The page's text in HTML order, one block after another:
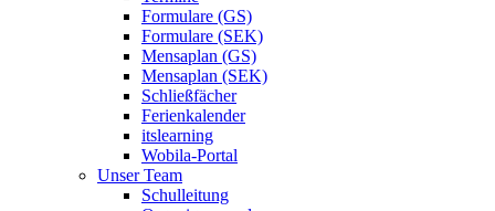
Formulare (GS)
Formulare (SEK)
Mensaplan (GS)
Mensaplan (SEK)
Schließfächer
Ferienkalender
itslearning
Wobila-Portal
Unser Team
Schulleitung